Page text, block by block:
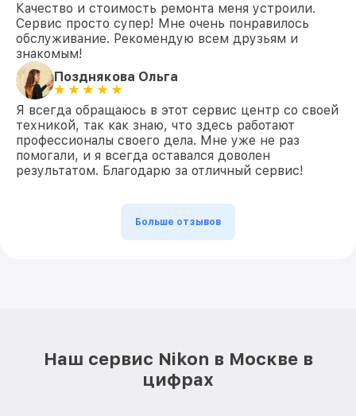
Качество и стоимость ремонта меня устроили.
Сервис просто супер! Мне очень понравилось
обслуживание. Рекомендую всем друзьям и
знакомым!
Позднякова Ольга
Я всегда обращаюсь в этот сервис центр со своей
техникой, так как знаю, что здесь работают
профессионалы своего дела. Мне уже не раз
помогали, и я всегда оставался доволен
результатом. Благодарю за отличный сервис!
Больше отзывов
Наш сервис Nikon в Москве в
цифрах